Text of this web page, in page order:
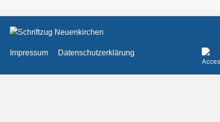
Impressum Datenschutzerklärung